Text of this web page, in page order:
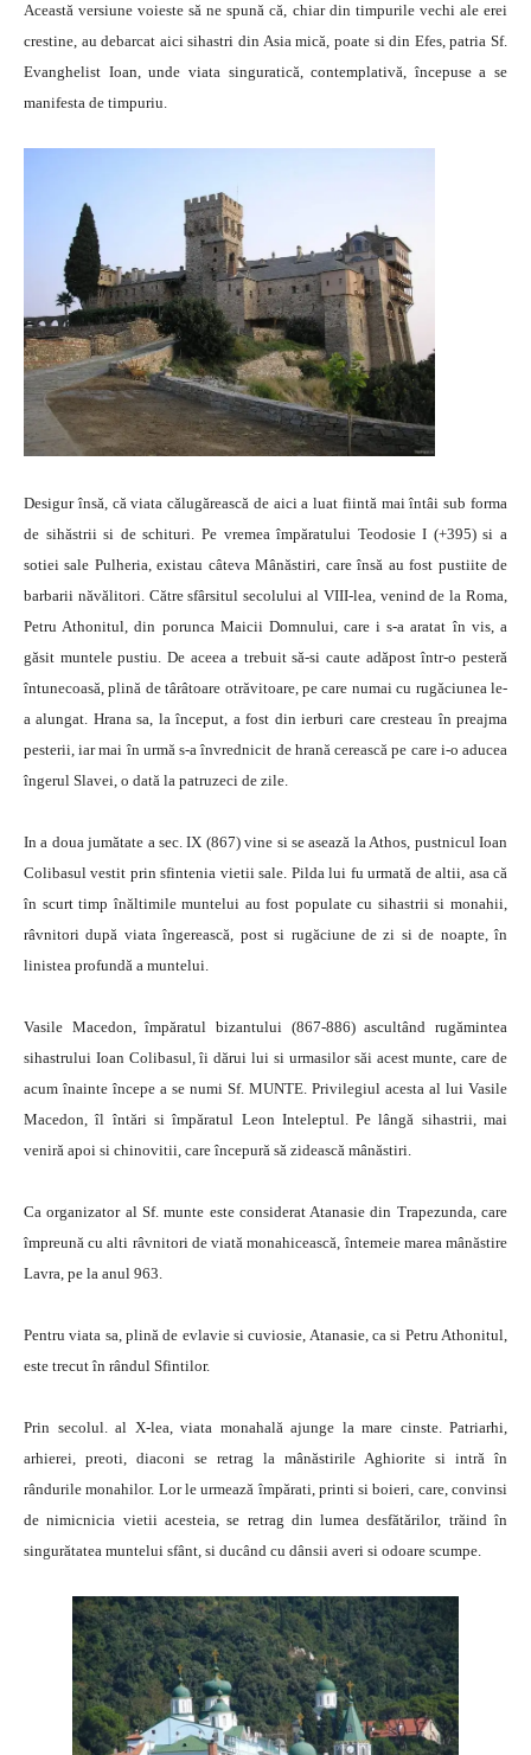
Această versiune voieste să ne spună că, chiar din timpurile vechi ale erei
crestine, au debarcat aici sihastri din Asia mică, poate si din Efes, patria Sf.
Evanghelist Ioan, unde viata singuratică, contemplativă, începuse a se
manifesta de timpuriu.
Desigur însă, că viata călugărească de aici a luat fiintă mai întâi sub forma
de sihăstrii si de schituri. Pe vremea împăratului Teodosie I (+395) si a
sotiei sale Pulheria, existau câteva Mânăstiri, care însă au fost pustiite de
barbarii năvălitori. Către sfârsitul secolului al VIII-lea, venind de la Roma,
Petru Athonitul, din porunca Maicii Domnului, care i s-a aratat în vis, a
găsit muntele pustiu. De aceea a trebuit să-si caute adăpost într-o pesteră
întunecoasă, plină de târâtoare otrăvitoare, pe care numai cu rugăciunea le-
a alungat. Hrana sa, la început, a fost din ierburi care cresteau în preajma
pesterii, iar mai în urmă s-a învrednicit de hrană cerească pe care i-o aducea
îngerul Slavei, o dată la patruzeci de zile.
In a doua jumătate a sec. IX (867) vine si se asează la Athos, pustnicul Ioan
Colibasul vestit prin sfintenia vietii sale. Pilda lui fu urmată de altii, asa că
în scurt timp înăltimile muntelui au fost populate cu sihastrii si monahii,
râvnitori după viata îngerească, post si rugăciune de zi si de noapte, în
linistea profundă a muntelui.
Vasile Macedon, împăratul bizantului (867-886) ascultând rugămintea
sihastrului Ioan Colibasul, îi dărui lui si urmasilor săi acest munte, care de
acum înainte începe a se numi Sf. MUNTE. Privilegiul acesta al lui Vasile
Macedon, îl întări si împăratul Leon Inteleptul. Pe lângă sihastrii, mai
veniră apoi si chinovitii, care începură să zidească mânăstiri.
Ca organizator al Sf. munte este considerat Atanasie din Trapezunda, care
împreună cu alti râvnitori de viată monahicească, întemeie marea mânăstire
Lavra, pe la anul 963.
Pentru viata sa, plină de evlavie si cuviosie, Atanasie, ca si Petru Athonitul,
este trecut în rândul Sfintilor.
Prin secolul. al X-lea, viata monahală ajunge la mare cinste. Patriarhi,
arhierei, preoti, diaconi se retrag la mânăstirile Aghiorite si intră în
rândurile monahilor. Lor le urmează împărati, printi si boieri, care, convinsi
de nimicnicia vietii acesteia, se retrag din lumea desfătărilor, trăind în
singurătatea muntelui sfânt, si ducând cu dânsii averi si odoare scumpe.